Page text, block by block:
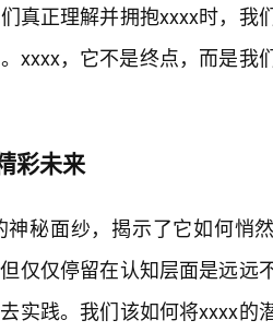
真正理解并拥抱xxxx时，我
xxxx，它不是终点，而是我
彩未来
秘面纱，揭示了它如何悄
仅仅停留在认知层面是远远
实践。我们该如何将xxxx的